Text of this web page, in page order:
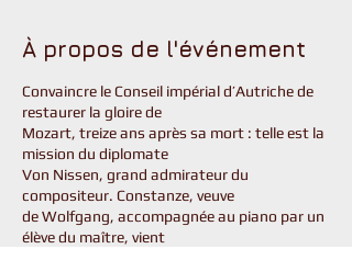
À propos de l'événement
Convaincre le Conseil impérial d’Autriche de
restaurer la gloire de
Mozart, treize ans après sa mort : telle est la
mission du diplomate
Von Nissen, grand admirateur du
compositeur. Constanze, veuve
de Wolfgang, accompagnée au piano par un
élève du maître, vient